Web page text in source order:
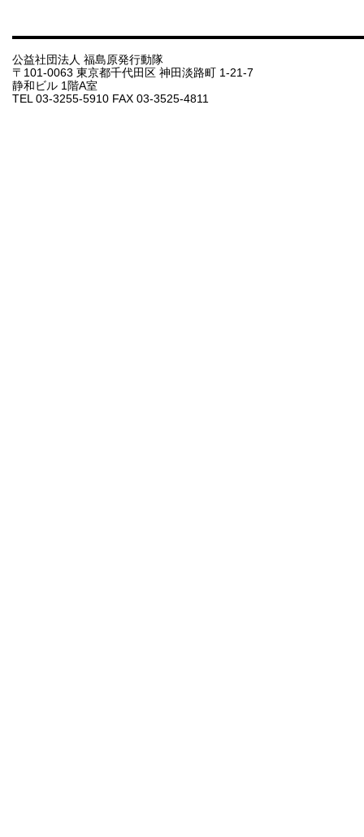
公益社団法人 福島原発行動隊
〒101-0063 東京都千代田区 神田淡路町 1-21-7
静和ビル 1階A室
TEL 03-3255-5910 FAX 03-3525-4811